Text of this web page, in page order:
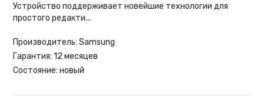
Устройство поддерживает новейшие технологии для
простого редакти...
Производитель: Samsung
Гарантия: 12 месяцев
Состояние: новый